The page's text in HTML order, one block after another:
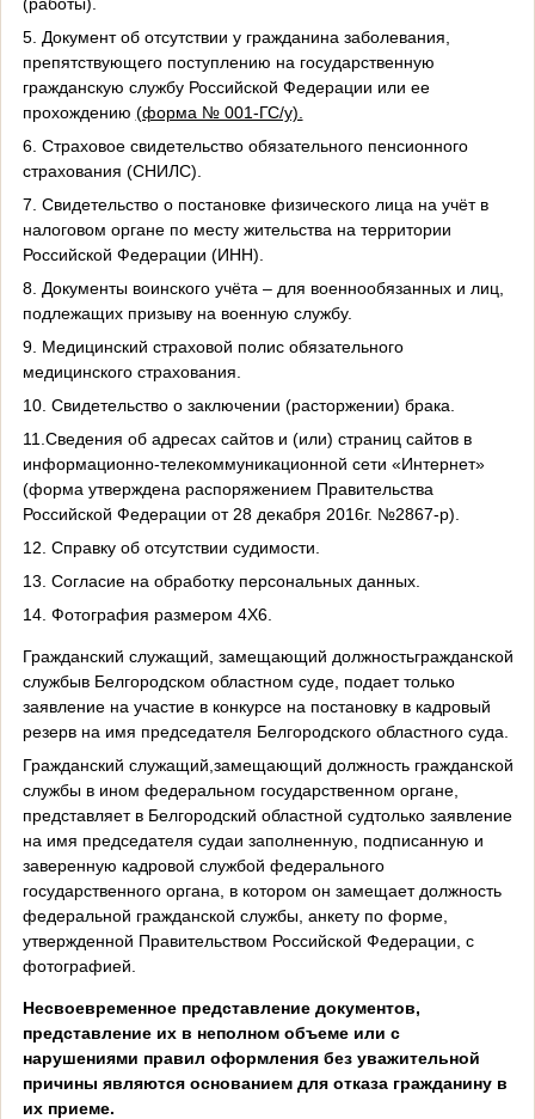
5. Документ об отсутствии у гражданина заболевания,
препятствующего поступлению на государственную
гражданскую службу Российской Федерации или ее
прохождению (форма № 001-ГС/у).
6. Страховое свидетельство обязательного пенсионного
страхования (СНИЛС).
7. Свидетельство о постановке физического лица на учёт в
налоговом органе по месту жительства на территории
Российской Федерации (ИНН).
8. Документы воинского учёта – для военнообязанных и лиц,
подлежащих призыву на военную службу.
9. Медицинский страховой полис обязательного
медицинского страхования.
10. Свидетельство о заключении (расторжении) брака.
11.Сведения об адресах сайтов и (или) страниц сайтов в
информационно-телекоммуникационной сети «Интернет»
(форма утверждена распоряжением Правительства
Российской Федерации от 28 декабря 2016г. №2867-р).
12. Справку об отсутствии судимости.
13. Согласие на обработку персональных данных.
14. Фотография размером 4Х6.
Гражданский служащий, замещающий должностьгражданской
службыв Белгородском областном суде, подает только
заявление на участие в конкурсе на постановку в кадровый
резерв на имя председателя Белгородского областного суда.
Гражданский служащий,замещающий должность гражданской
службы в ином федеральном государственном органе,
представляет в Белгородский областной судтолько заявление
на имя председателя судаи заполненную, подписанную и
заверенную кадровой службой федерального
государственного органа, в котором он замещает должность
федеральной гражданской службы, анкету по форме,
утвержденной Правительством Российской Федерации, с
фотографией.
Несвоевременное представление документов,
представление их в неполном объеме или с
нарушениями правил оформления без уважительной
причины являются основанием для отказа гражданину в
их приеме.